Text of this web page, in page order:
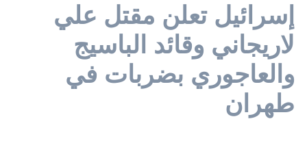
إسرائيل تعلن مقتل علي
لاريجاني وقائد الباسيج
والعاجوري بضربات في
طهران